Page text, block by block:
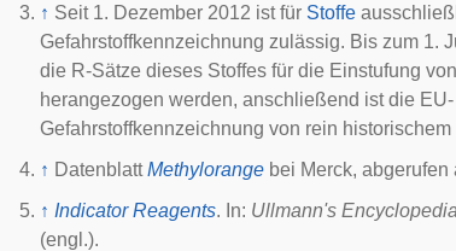
↑ Seit 1. Dezember 2012 ist für Stoffe
Gefahrstoffkennzeichnung zulässig. Bis zum 1.
die R-Sätze dieses Stoffes für die Einstufung von
herangezogen werden, anschließend ist die EU-
Gefahrstoffkennzeichnung von rein historischem
↑ DatenblattMethylorange bei Merck,
↑ Indicator Reagents. In: Ullmann's
(engl.).